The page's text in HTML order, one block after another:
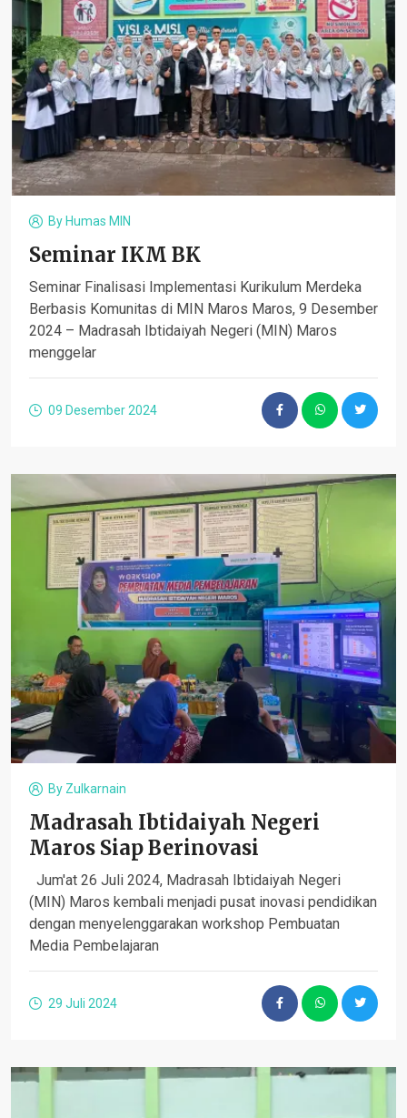
By Humas MIN
Seminar IKM BK
Seminar Finalisasi Implementasi Kurikulum Merdeka
Berbasis Komunitas di MIN Maros Maros, 9 Desember
2024 – Madrasah Ibtidaiyah Negeri (MIN) Maros
menggelar
09 Desember 2024
By Zulkarnain
Madrasah Ibtidaiyah Negeri
Maros Siap Berinovasi
Jum'at 26 Juli 2024, Madrasah Ibtidaiyah Negeri
(MIN) Maros kembali menjadi pusat inovasi pendidikan
dengan menyelenggarakan workshop Pembuatan
Media Pembelajaran
29 Juli 2024